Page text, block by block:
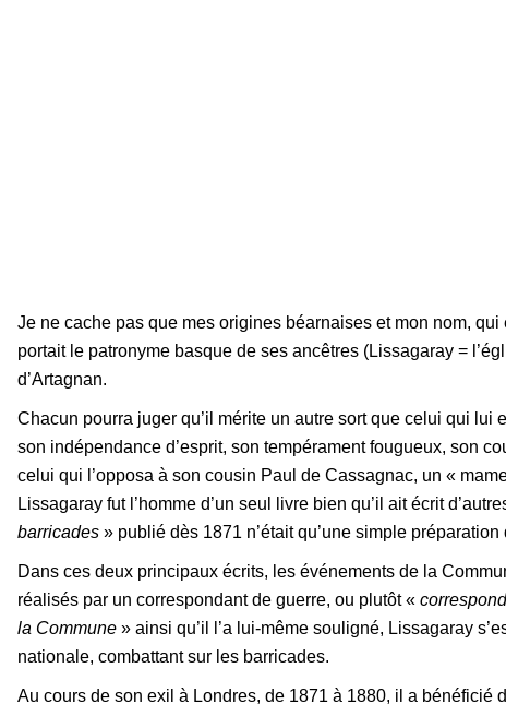
Je ne cache pas que mes origines béarnaises et mon nom,
portait le patronyme basque de ses ancêtres (Lissagaray =
d’Artagnan.
Chacun pourra juger qu’il mérite un autre sort que celui qui lui
son indépendance d’esprit, son tempérament fougueux, son
celui qui l’opposa à son cousin Paul de Cassagnac, un «
Lissagaray fut l’homme d’un seul livre bien qu’il ait écrit
barricades » publié dès 1871 n’était qu’une simple
Dans ces deux principaux écrits, les événements de la
réalisés par un correspondant de guerre, ou plutôt «
la Commune » ainsi qu’il l’a lui-même souligné, Lissagaray
nationale, combattant sur les barricades.
Au cours de son exil à Londres, de 1871 à 1880, il a bénéficié